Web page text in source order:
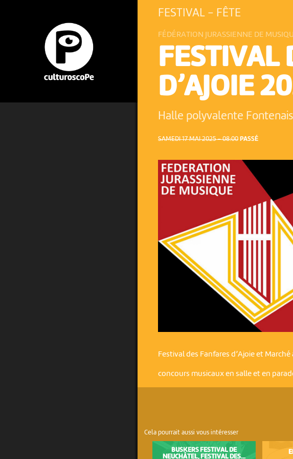
SAMEDI 17 MAI 2025 – 08:00 PASSÉ
FESTIVAL - FÊTE
FÉDÉRATION JURASSIENNE DE
FESTIVAL
D’AJOIE
Halle polyvalente Fontenais
Festival des Fanfares d’Ajoie et
concours musicaux en salle et en
Cela pourrait aussi vous intéresser
BUSKERS FESTIVAL DE
NEUCHÂTEL, FESTIVAL DES...